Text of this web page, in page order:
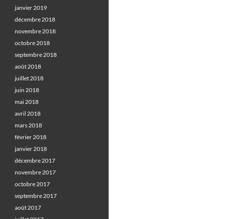
janvier 2019
décembre 2018
novembre 2018
octobre 2018
septembre 2018
août 2018
juillet 2018
juin 2018
mai 2018
avril 2018
mars 2018
février 2018
janvier 2018
décembre 2017
novembre 2017
octobre 2017
septembre 2017
août 2017